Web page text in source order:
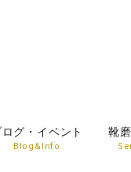
ログ・イベント
Blog&Info
靴